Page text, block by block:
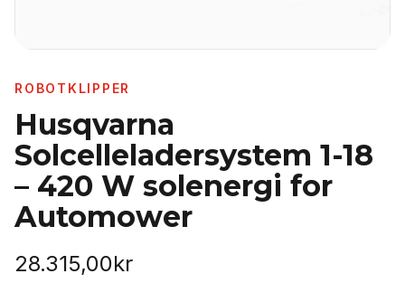
ROBOTKLIPPER
Husqvarna
Solcelleladersystem 1-18
– 420 W solenergi for
Automower
28.315,00kr